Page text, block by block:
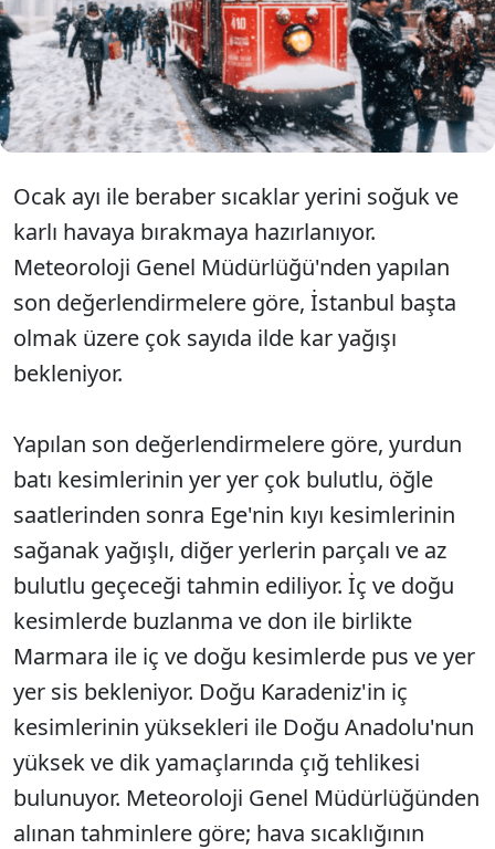
haritasına göre İstanbul'da beklenen kar
yağışı 6-7 Şubat tarihlerinde gerçekleşecek
ve iki gün sürecek.
Ocak ayı ile beraber sıcaklar yerini soğuk ve
karlı havaya bırakmaya hazırlanıyor.
Meteoroloji Genel Müdürlüğü'nden yapılan
son değerlendirmelere göre, İstanbul başta
olmak üzere çok sayıda ilde kar yağışı
bekleniyor.
Yapılan son değerlendirmelere göre, yurdun
batı kesimlerinin yer yer çok bulutlu, öğle
saatlerinden sonra Ege'nin kıyı kesimlerinin
sağanak yağışlı, diğer yerlerin parçalı ve az
bulutlu geçeceği tahmin ediliyor. İç ve doğu
kesimlerde buzlanma ve don ile birlikte
Marmara ile iç ve doğu kesimlerde pus ve yer
yer sis bekleniyor. Doğu Karadeniz'in iç
kesimlerinin yüksekleri ile Doğu Anadolu'nun
yüksek ve dik yamaçlarında çığ tehlikesi
bulunuyor. Meteoroloji Genel Müdürlüğünden
alınan tahminlere göre; hava sıcaklığının